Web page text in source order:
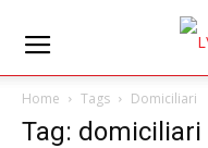
Home Tags Domiciliari
Tag: domiciliari